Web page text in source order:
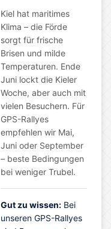
Kiel hat maritimes
Klima – die Förde
sorgt für frische
Brisen und milde
Temperaturen. Ende
Juni lockt die Kieler
Woche, aber auch mit
vielen Besuchern. Für
GPS-Rallyes
empfehlen wir Mai,
Juni oder September
– beste Bedingungen
bei weniger Trubel.
Gut zu wissen: Bei
unseren GPS-Rallyes